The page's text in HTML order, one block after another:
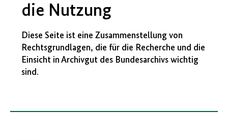
die Nutzung
Diese Seite ist eine Zusammenstellung von
Rechtsgrundlagen, die für die Recherche und die
Einsicht in Archivgut des Bundesarchivs wichtig
sind.